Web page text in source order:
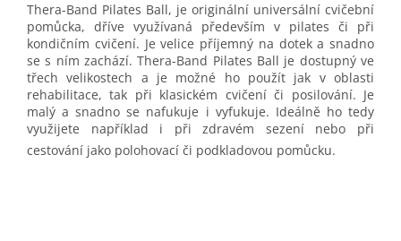
Thera-Band Pilates Ball, je originální universální cvičební
pomůcka, dříve využívaná především v pilates či při
kondičním cvičení. Je velice příjemný na dotek a snadno
se s ním zachází. Thera-Band Pilates Ball je dostupný ve
třech velikostech a je možné ho použít jak v oblasti
rehabilitace, tak při klasickém cvičení či posilování. Je
malý a snadno se nafukuje i vyfukuje. Ideálně ho tedy
využijete například i při zdravém sezení nebo při
cestování jako polohovací či podkladovou pomůcku.